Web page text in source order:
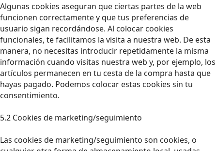
Algunas cookies aseguran que ciertas partes de la web
funcionen correctamente y que tus preferencias de
usuario sigan recordándose. Al colocar cookies
funcionales, te facilitamos la visita a nuestra web. De esta
manera, no necesitas introducir repetidamente la misma
información cuando visitas nuestra web y, por ejemplo, los
artículos permanecen en tu cesta de la compra hasta que
hayas pagado. Podemos colocar estas cookies sin tu
consentimiento.
5.2 Cookies de marketing/seguimiento
Las cookies de marketing/seguimiento son cookies, o